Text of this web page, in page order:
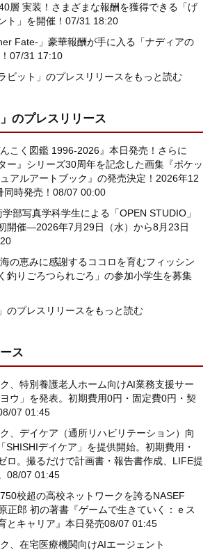
層 実装！さまざまな報酬を獲得できる「げ
ト」を開催！ 07/31 18:20
Fate-」豪華報酬が手に入る「ナディアの
07/31 17:10
ビット」のプレスリリースをもっと読む
のプレスリリース
んこく図鑑 1996-2026』本日発売！さらに
ー』シリーズ30周年を記念した画集『ポケッ
アルアートブック』の発売決定！2026年12
時発売！ 08/07 00:00
部写真学科学生による「OPEN STUDIO」
開催―2026年7月29日（水）から8月23日
海の恵みに感謝するココロを育むフィッシン
釣りごろつられごろ」の参加小学生を募集
のプレスリリースをもっと読む
ス
、特別養護老人ホーム向けAI業務支援サー
ウ」を発表。初期費用0円・固定費0円・契
07 01:45
、デイケア（通所リハビリテーション）向
SHISHIデイケア」を提供開始。初期費用・
ロ。撮るだけで計画書・報告書作成、LIFE提
08/07 01:45
750校超の高校ネットワークを誇るNASEF
正郎 初の著書『ゲームで生きていく：ｅス
とキャリア』本日発売08/07 01:45
、在宅医療機関向けAIエージェント